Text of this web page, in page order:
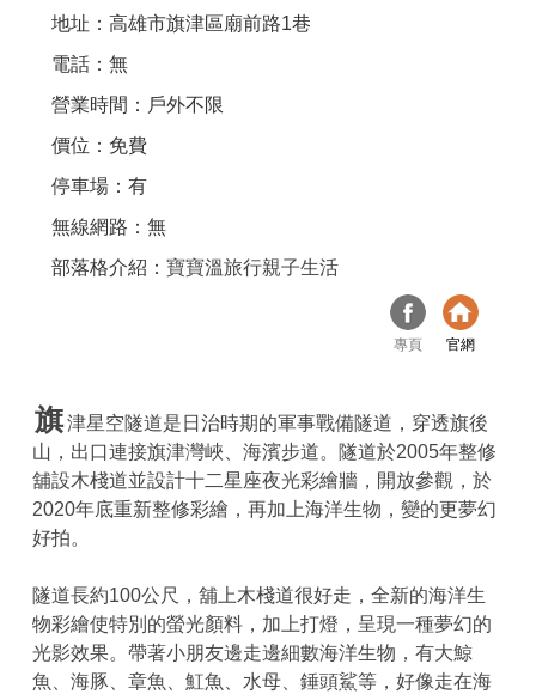
地址：高雄市旗津區廟前路1巷
電話：無
營業時間：戶外不限
價位：免費
停車場：有
無線網路：無
部落格介紹： 寶寶溫旅行親子生活
專頁 官網
旗津星空隧道是日治時期的軍事戰備隧道，穿透旗後
山，出口連接旗津灣峽、海濱步道。隧道於2005年整修
舖設木棧道並設計十二星座夜光彩繪牆，開放參觀，於
2020年底重新整修彩繪，再加上海洋生物，變的更夢幻
好拍。
隧道長約100公尺，舖上木棧道很好走，全新的海洋生
物彩繪使特別的螢光顏料，加上打燈，呈現一種夢幻的
光影效果。帶著小朋友邊走邊細數海洋生物，有大鯨
魚、海豚、章魚、魟魚、水母、錘頭鯊等，好像走在海